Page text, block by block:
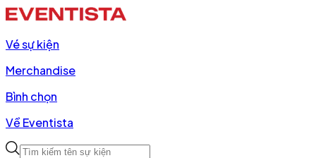
Vé sự kiện
Merchandise
Bình chọn
Về Eventista